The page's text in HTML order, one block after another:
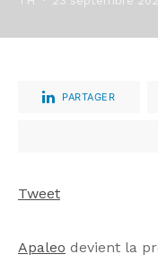
PARTAGER
Tweet
Apaleo devient la